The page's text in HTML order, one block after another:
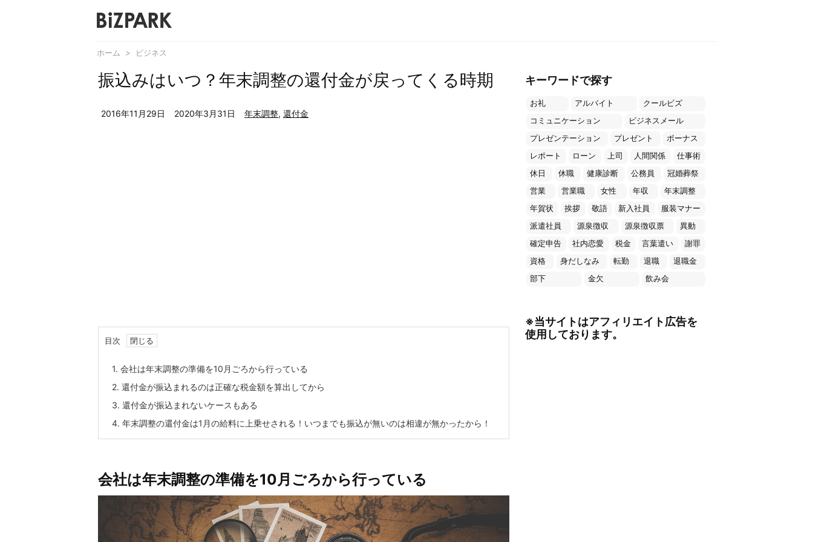
ホーム > ビジネス
振込みはいつ？年末調整の還付金が戻ってくる時期
2016年11月29日 2020年3月31日 年末調整, 還付金
目次
1. 会社は年末調整の準備を10月ごろから行っている
2. 還付金が振込まれるのは正確な税金額を算出してから
3. 還付金が振込まれないケースもある
4. 年末調整の還付金は1月の給料に上乗せされる！いつまでも振込が無いのは相違が無かったから！
会社は年末調整の準備を10月ごろから行っている
キーワードで探す
お礼 アルバイト
クールビズ
コミュニケーション
ビジネスメール
プレゼンテーション
プレゼント
ボーナス
レポート
ローン 上司 人間関係
仕事術
休日
休職 健康診断 公務員
冠婚葬祭
営業
営業職 女性 年収
年末調整
年賀状
挨拶 敬語 新入社員
服装マナー
派遣社員
源泉徴収 源泉徴収票
異動
確定申告
社内恋愛 税金 言葉遣い
謝罪
資格
身だしなみ 転勤 退職
退職金
部下
金欠 飲み会
※当サイトはアフィリエイト広告を
使用しております。